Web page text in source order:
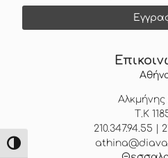
Εναλλαγή Υψηλής Αντίθεσης
Αλκμήνης
Τ.Κ
210.347.94.55 |